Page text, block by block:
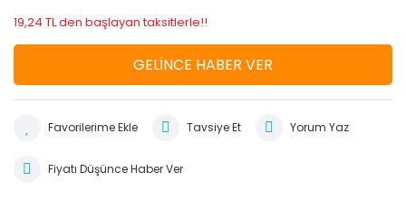
19,24 TL den başlayan taksitlerle!!
GELİNCE HABER VER
Tavsiye Et Yorum Yaz
Fiyatı Düşünce Haber Ver